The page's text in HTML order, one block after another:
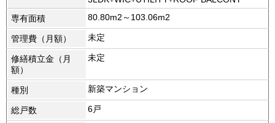
専有面積
80.80m2～103.06m2
管理費（月額） 未定
修繕積立金（月
額）
未定
種別 新築マンション
総戸数 6戸